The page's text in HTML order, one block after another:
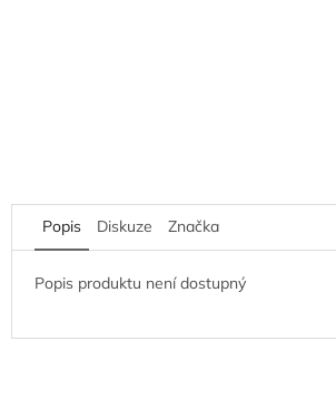
Popis Diskuze Značka
Popis produktu není dostupný